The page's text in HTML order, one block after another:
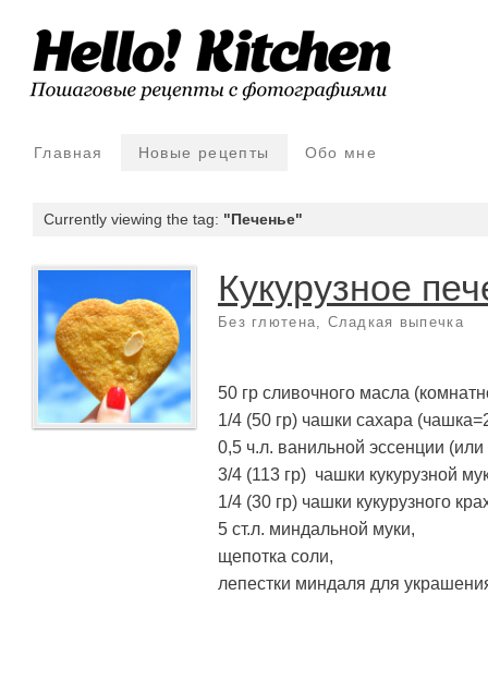
Главная Новые рецепты Обо мне
Currently viewing the tag: "Печенье"
Кукурузное
Без глютена Сладкая выпечка
50 гр сливочного масла
1/4 (50 гр) чашки сахара
0,5 ч.л. ванильной эссенции
3/4 (113 гр) чашки кукурузной
1/4 (30 гр) чашки кукурузного
5 ст.л. миндальной муки,
щепотка соли,
лепестки миндаля для